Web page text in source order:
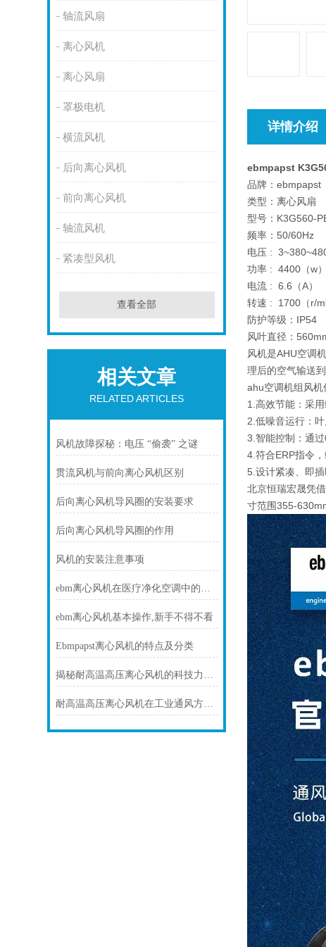
轴流风扇
离心风机
离心风扇
罩极电机
横流风机
后向离心风机
前向离心风机
轴流风机
紧凑型风机
查看全部
相关文章
RELATED ARTICLES
风机故障探秘：电压 “偷袭” 之谜
贯流风机与前向离心风机区别
后向离心风机导风圈的安装要求
后向离心风机导风圈的作用
风机的安装注意事项
ebm离心风机在医疗净化空调中的静音与洁净优势
ebm离心风机基本操作,新手不得不看
Ebmpapst离心风机的特点及分类
揭秘耐高温高压离心风机的科技力量！
耐高温高压离心风机在工业通风方面发挥着重要作用
详情介绍
ebmpapst
品牌：ebmpapst
类型：离心风扇
型号：K3G560-
频率：50/60Hz
电压 :
功率 : 4400（w）
电流 : 6.6（A）
转速 : 1700（r/
防护等级：IP54
风叶直径：
风机是AHU空调
理后的空气输送
ahu空调机组风机
1.高效节能：采
2.低噪音运行：
3.智能控制：通
4.符合ERP指令
5.设计紧凑、即
北京恒瑞宏晟凭
寸范围355-